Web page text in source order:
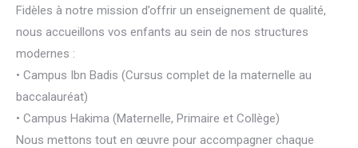
Fidèles à notre mission d’offrir un enseignement de qualité,
nous accueillons vos enfants au sein de nos structures
modernes :
• Campus Ibn Badis (Cursus complet de la maternelle au
baccalauréat)
• Campus Hakima (Maternelle, Primaire et Collège)
Nous mettons tout en œuvre pour accompagner chaque